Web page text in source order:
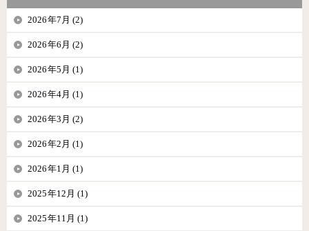
2026年7月 (2)
2026年6月 (2)
2026年5月 (1)
2026年4月 (1)
2026年3月 (2)
2026年2月 (1)
2026年1月 (1)
2025年12月 (1)
2025年11月 (1)